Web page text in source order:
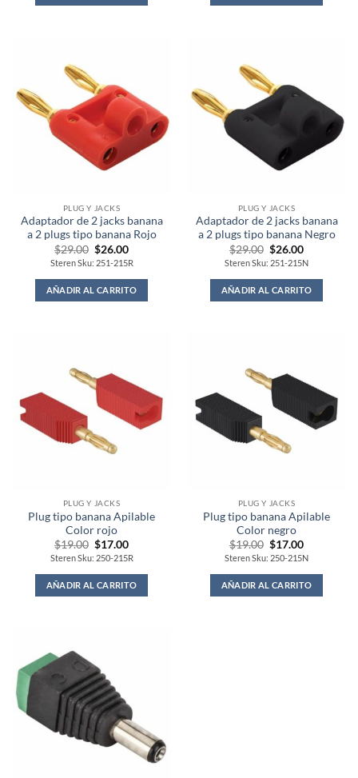
PLUG Y JACKS
Adaptador de 2 jacks banana
a 2 plugs tipo banana Rojo
$29.00 Original
price
was:
$29.00.
$26.00Current
price
is:
$26.00.
Steren Sku: 251-215R
AÑADIR AL CARRITO
PLUG Y JACKS
Adaptador de 2 jacks banana
a 2 plugs tipo banana Negro
$29.00 Original
price
was:
$29.00.
$26.00Current
price
is:
$26.00.
Steren Sku: 251-215N
AÑADIR AL CARRITO
PLUG Y JACKS
Plug tipo banana Apilable
Color rojo
$19.00 Original
price
was:
$19.00.
$17.00Current
price
is:
$17.00.
Steren Sku: 250-215R
AÑADIR AL CARRITO
PLUG Y JACKS
Plug tipo banana Apilable
Color negro
$19.00 Original
price
was:
$19.00.
$17.00Current
price
is:
$17.00.
Steren Sku: 250-215N
AÑADIR AL CARRITO